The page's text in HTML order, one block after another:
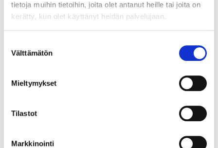
tietoja muihin tietoihin, joita olet antanut heille tai joita on
kerätty, kun olet käyttänyt heidän palvelujaan.
valinta
Välttämätön
Mieltymykset
Tilastot
Markkinointi
Country (*):
I'd like to receive the Vermo newsletter
(*) Information is mandatory